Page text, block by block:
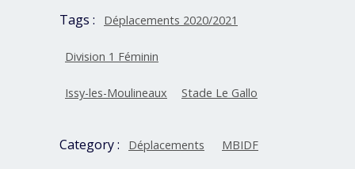
Tags : Déplacements 2020/2021
Division 1 Féminin
Issy-les-Moulineaux Stade Le Gallo
Category : Déplacements MBIDF